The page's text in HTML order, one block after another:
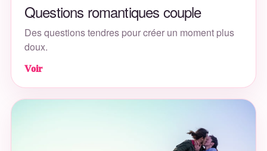
Questions romantiques couple
Des questions tendres pour créer un moment plus
doux.
Voir